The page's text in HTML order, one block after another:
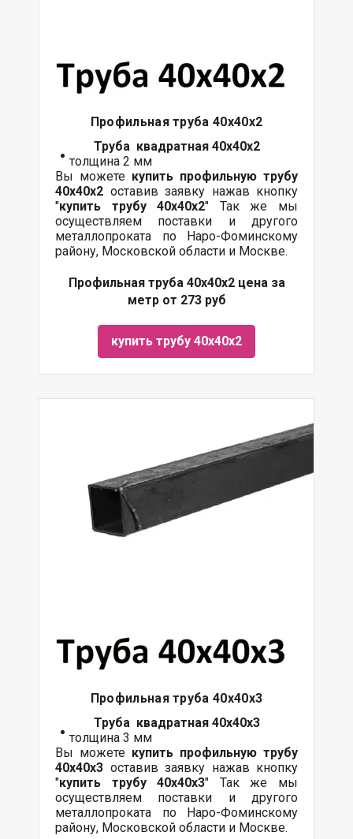
Профильная труба 40х40х2
Труба квадратная 40х40х2
толщина 2 мм
Вы можете купить профильную трубу
40х40х2 оставив заявку нажав кнопку
"купить трубу40х40х2" Так же мы
осуществляем поставки и другого
металлопроката по Наро-Фоминскому
району, Московской области и Москве.
Профильная труба 40х40х2 цена за
метр от 273 руб
купить трубу 40х40х2
Профильная труба 40х40х3
Труба квадратная 40х40х3
толщина 3 мм
Вы можете купить профильную трубу
40х40х3 оставив заявку нажав кнопку
"купить трубу40х40х3" Так же мы
осуществляем поставки и другого
металлопроката по Наро-Фоминскому
району, Московской области и Москве.